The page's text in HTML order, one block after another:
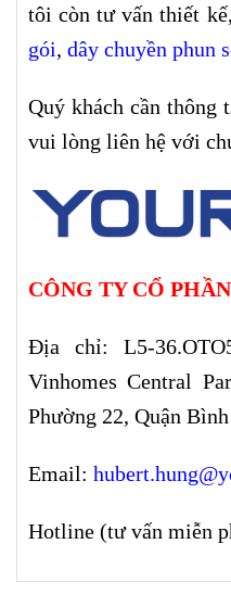
tôi còn tư vấn thiết
gói, dây chuyền phun
Quý khách cần thông
vui lòng liên hệ với
CÔNG TY CỔ
Địa chỉ: L5-
Vinhomes Central
Phường 22, Quận
Email:
Hotline (tư vấn miễn